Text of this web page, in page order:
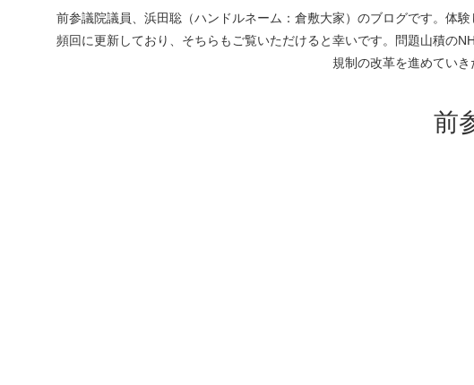
前参議院議員、浜田聡（ハンドルネーム：倉敷大家）のブログです。体
頻回に更新しており、そちらもご覧いただけると幸いです。問題山積の
規制の改革を進めてい
前